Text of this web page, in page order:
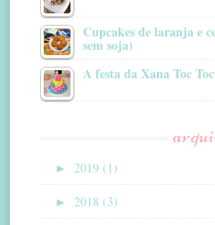
Cupcakes de laranja e
sem soja)
A festa da Xana Toc
► 2019 (1)
► 2018 (3)